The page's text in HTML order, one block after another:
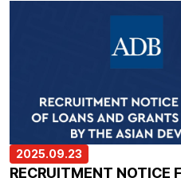
2025.09.23
RECRUITMENT NOTICE